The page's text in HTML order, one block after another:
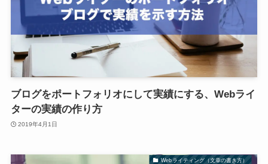
ブログをポートフォリオにして実績にする、Webライ
ターの実績の作り方
2019年4月1日
Webライティング（文章の書き方）